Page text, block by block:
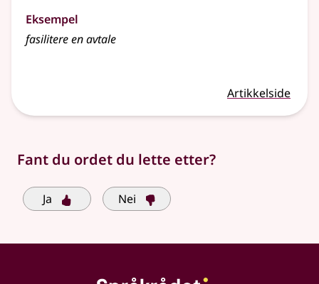
Eksempel
fasilitere en avtale
Artikkelside
Fant du ordet du lette etter?
Ja Nei